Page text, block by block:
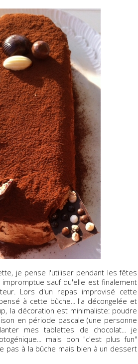
je pense l'utiliser pendant les fêtes
sauf qu'elle est finalement
Lors d'un repas improvisé cette
à cette bûche... l'a décongelée et
la décoration est minimaliste: poudre
en période pascale (une personne
mes tablettes de chocolat... je
mais bon "c'est plus fun"
pas à la bûche mais bien à un dessert